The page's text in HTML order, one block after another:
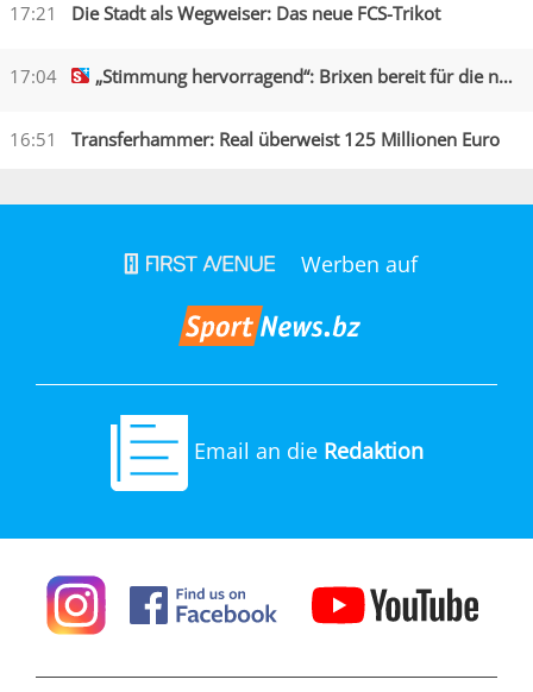
17:21 Die Stadt als Wegweiser: Das neue FCS-Trikot
17:04 „Stimmung hervorragend“: Brixen bereit für die neue Saison
16:51 Transferhammer: Real überweist 125 Millionen Euro
Werben auf
Email an die Redaktion